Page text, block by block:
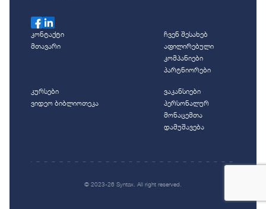
კონტაქტი
მთავარი
ჩვენ შესახებ
აფილირებული
კომპანიები
პარტნიორები
კურსები
ვიდეო ბიბლიოთეკა
ვაკანსიები
პერსონალურ
მონაცემთა
დამუშავება
© 2023-26 Syntax. All right reserved.